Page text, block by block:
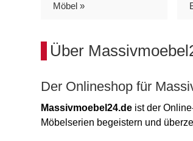
Möbel »
Über
Der Onlineshop für
Massivmoebel24.de ist der
Möbelserien begeistern und